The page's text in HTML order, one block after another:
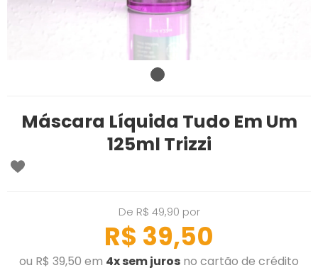
Máscara Líquida Tudo Em Um
125ml Trizzi
De R$ 49,90 por
R$ 39,50
ou R$ 39,50 em 4x sem juros no cartão de crédito